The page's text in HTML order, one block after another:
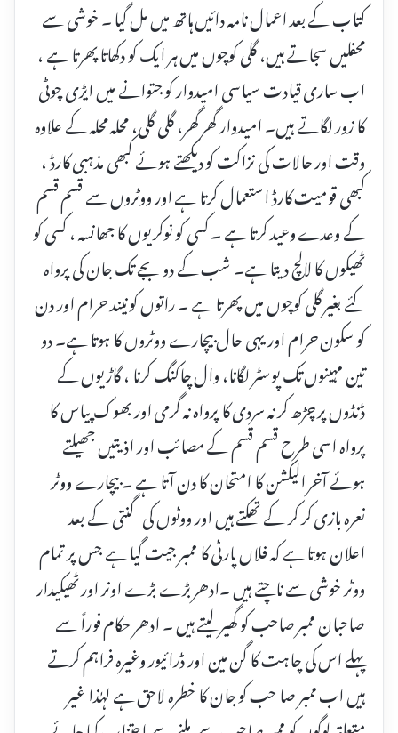
کتاب کے بعد اعمال نامہ دائیں ہاتھ میں مل گیا ۔ خوشی سے
محفلیں سجاتے ہیں، گلی کوچوں میں ہر ایک کو دکھاتا پھرتا ہے ،
اب ساری قیادت سیاسی امیدوار کو جتوانے میں ایڑی چوٹی
کا زور لگاتے ہیں۔ امیدوار گھر گھر، گلی گلی، محلہ محلہ کے علاوہ
وقت اور حالات کی نزاکت کو دیکھتے ہوئے کبھی مذہبی کارڈ ،
کبھی قومیت کارڈ استعمال کرتا ہے اور ووٹروں سے قسم قسم
کے وعدے وعید کرتا ہے ۔ کسی کو نوکریوں کا جھانسہ ، کسی کو
ٹھیکوں کا لالچ دیتا ہے۔ شب کے دو بجے تک جان کی پرواہ
کئے بغیر گلی کوچوں میں پھرتا ہے ۔ راتوں کو نیند حرام اور دن
کو سکون حرام اور یہی حال بیچارے ووٹروں کا ہوتا ہے۔ دو
تین مہینوں تک پوسٹر لگانا، وال چاکنگ کرنا ، گاڑیوں کے
ڈنڈوں پر چڑھ کر نہ سردی کا پرواہ نہ گرمی اور بھوک پیاس کا
پرواہ اسی طرح قسم قسم کے مصائب اور اذیتیں جھیلتے
ہوئے آخر الیکشن کا امتحان کا دن آتا ہے ۔ بیچارے ووٹر
نعرہ بازی کر کر کے تھکتے ہیں اور ووٹوں کی گنتی کے بعد
اعلان ہوتا ہے کہ فلاں پارٹی کا ممبر جیت گیا ہے جس پر تمام
ووٹر خوشی سے ناچتے ہیں ۔ادھر بڑے بڑے اونر اور ٹھیکیدار
صاحبان ممبر صاحب کو گھیر لیتے ہیں ۔ ادھر حکام فوراً سے
پہلے اس کی چاہت کا گن مین اور ڈرائیور وغیرہ فراہم کرتے
ہیں اب ممبر صا حب کو جان کا خطرہ لاحق ہے لہٰذا غیر